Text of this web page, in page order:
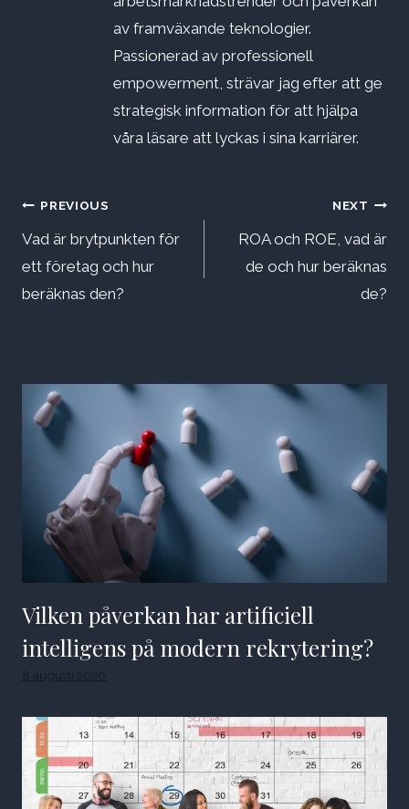
av framväxande teknologier.
Passionerad av professionell
empowerment, strävar jag efter att ge
strategisk information för att hjälpa
våra läsare att lyckas i sina karriärer.
Inläggsnavigering
PREVIOUS
Vad är brytpunkten för
ett företag och hur
beräknas den?
NEXT
ROA och ROE, vad är
de och hur beräknas
de?
Vilken påverkan har artificiell
intelligens på modern rekrytering?
8 augusti 2026